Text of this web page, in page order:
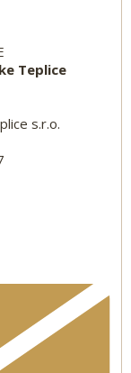
Teplice
s.r.o.